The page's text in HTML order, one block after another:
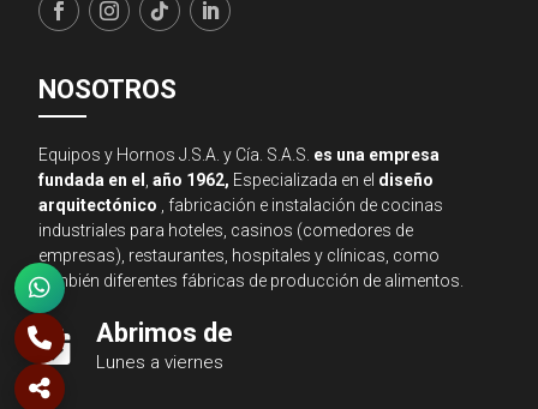
NOSOTROS
Equipos y Hornos J.S.A. y Cía. S.A.S. es una empresa
fundada en el ,año 1962, Especializada en el diseño
arquitectónico , fabricación e instalación de cocinas
industriales para hoteles, casinos (comedores de
empresas), restaurantes, hospitales y clínicas, como
también diferentes fábricas de producción de alimentos.
 Abrimos de
Lunes a viernes